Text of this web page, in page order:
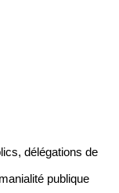
délégations de
publique